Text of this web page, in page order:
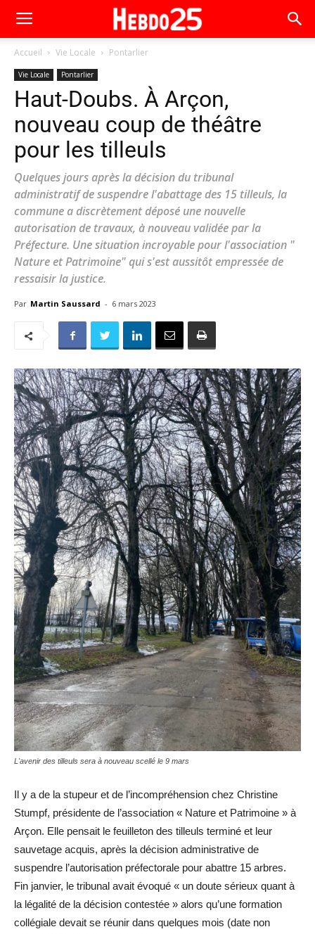
Accueil Vie Locale Pontarlier
Vie Locale Pontarlier
Haut-Doubs. À Arçon,
nouveau coup de théâtre
pour les tilleuls
Quelques jours après la décision du tribunal
administratif de suspendre l'abattage des 15 tilleuls, la
commune a discrètement déposé une nouvelle
autorisation de travaux, à nouveau validée par la
Préfecture. Une situation incroyable pour l'association "
Nature et Patrimoine" qui s'est aussitôt empressée de
ressaisir la justice.
Par Martin Saussard - 6 mars 2023
L'avenir des tilleuls sera à nouveau scellé le 9 mars
Il y a de la stupeur et de l’incompréhension chez Christine
Stumpf, présidente de l’association « Nature et Patrimoine » à
Arçon. Elle pensait le feuilleton des tilleuls terminé et leur
sauvetage acquis, après la décision administrative de
suspendre l’autorisation préfectorale pour abattre 15 arbres.
Fin janvier, le tribunal avait évoqué « un doute sérieux quant à
la légalité de la décision contestée » alors qu’une formation
collégiale devait se réunir dans quelques mois (date non